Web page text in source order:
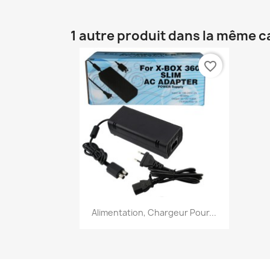
1 autre produit dans la même
Aperçu rapide
Alimentation, Chargeur Pour...
favorite_border